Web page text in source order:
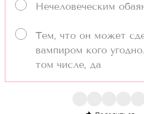
Нечеловеческим
Тем, что он может
вампиром кого
том числе, да